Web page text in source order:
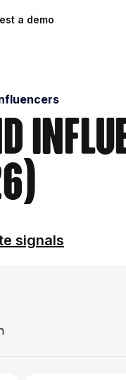
a demo
signals